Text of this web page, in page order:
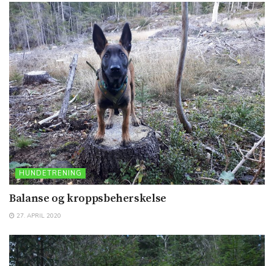
HUNDETRENING
Balanse og kroppsbeherskelse
27. APRIL 2020